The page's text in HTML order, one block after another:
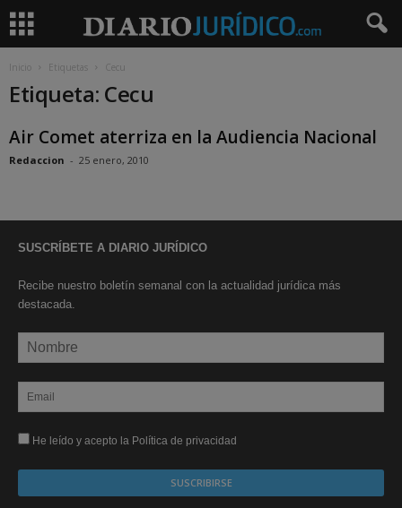
Inicio Etiquetas Cecu
Etiqueta: Cecu
Air Comet aterriza en la Audiencia Nacional
Redaccion - 25 enero, 2010
SUSCRÍBETE A DIARIO JURÍDICO
Recibe nuestro boletín semanal con la actualidad jurídica más
destacada.
He leído y acepto la Política de privacidad